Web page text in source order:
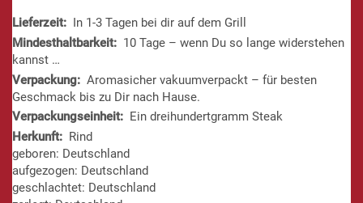
Mehr
Informationen
In 1-3 Tagen bei dir auf dem Grill
10 Tage – wenn Du so lange widerstehen
kannst …
Aromasicher vakuumverpackt – für besten
Geschmack bis zu Dir nach Hause.
Ein dreihundertgramm Steak
Rind
geboren: Deutschland
aufgezogen: Deutschland
geschlachtet: Deutschland